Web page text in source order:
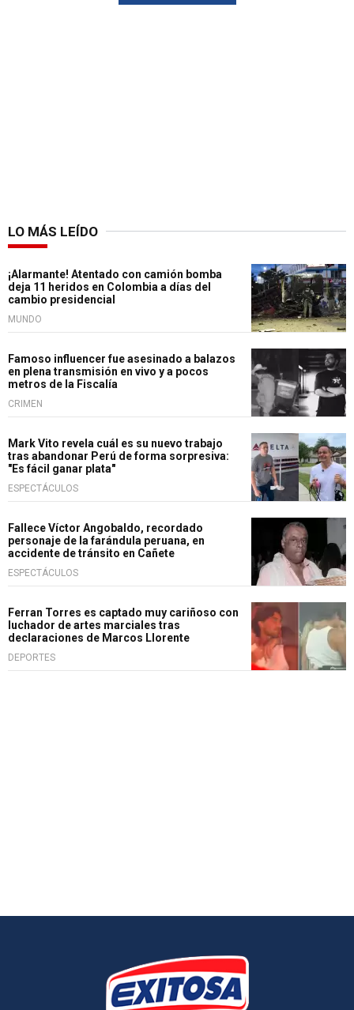
LO MÁS LEÍDO
¡Alarmante! Atentado con camión bomba
deja 11 heridos en Colombia a días del
cambio presidencial
MUNDO
Famoso influencer fue asesinado a balazos
en plena transmisión en vivo y a pocos
metros de la Fiscalía
CRIMEN
Mark Vito revela cuál es su nuevo trabajo
tras abandonar Perú de forma sorpresiva:
"Es fácil ganar plata"
ESPECTÁCULOS
Fallece Víctor Angobaldo, recordado
personaje de la farándula peruana, en
accidente de tránsito en Cañete
ESPECTÁCULOS
Ferran Torres es captado muy cariñoso con
luchador de artes marciales tras
declaraciones de Marcos Llorente
DEPORTES